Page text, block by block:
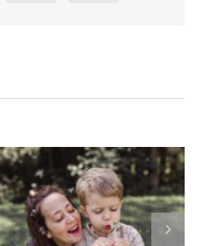
Mom & Me